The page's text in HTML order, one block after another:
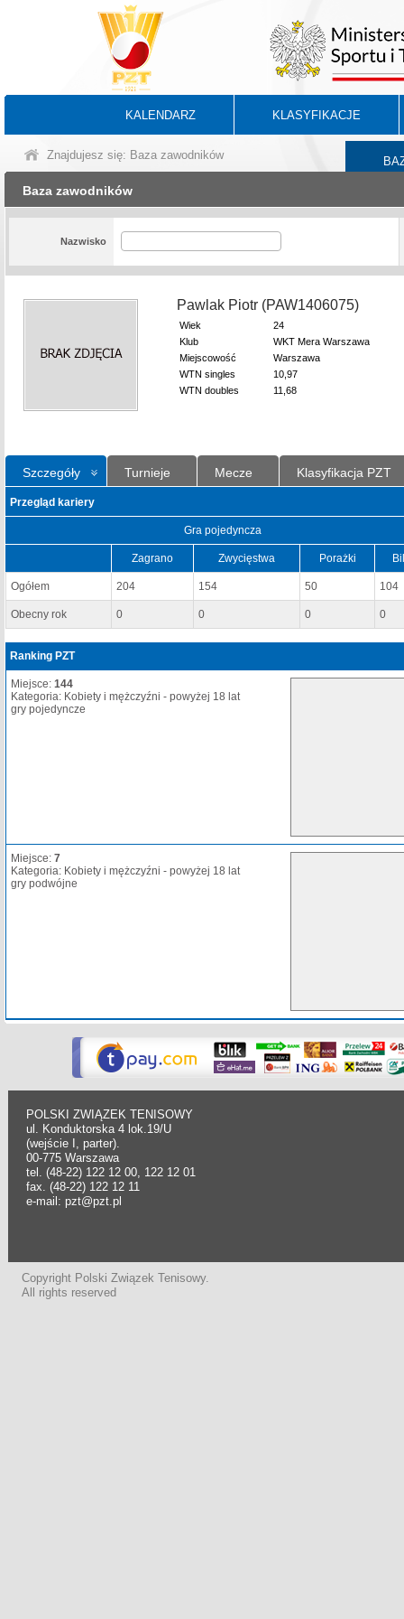
KALENDARZ KLASYFIKACJE
Znajdujesz się: Baza zawodników
Baza zawodników
Nazwisko
Pawlak Piotr (PAW1406075)
Wiek
24
Klub
WKT Mera Warszawa
Miejscowość
Warszawa
WTN singles
10,97
WTN doubles
11,68
Szczegóły Turnieje Mecze Klasyfikacja PZT
Przegląd kariery
Gra pojedyncza
Zagrano Zwycięstwa Porażki
Ogółem 204 154 50 104
Obecny rok 0 0 0 0
Ranking PZT
Miejsce: 144
Kategoria: Kobiety i mężczyźni - powyżej 18 lat
gry pojedyncze
Miejsce: 7
Kategoria: Kobiety i mężczyźni - powyżej 18 lat
gry podwójne
POLSKI ZWIĄZEK TENISOWY
ul. Konduktorska 4 lok.19/U
(wejście I, parter).
00-775 Warszawa
tel. (48-22) 122 12 00, 122 12 01
fax. (48-22) 122 12 11
e-mail: pzt@pzt.pl
Copyright Polski Związek Tenisowy.
All rights reserved